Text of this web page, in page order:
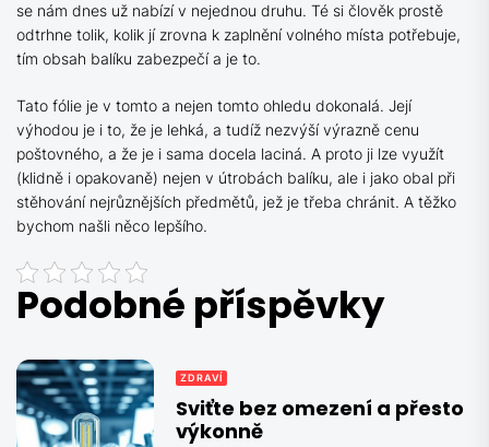
se nám dnes už nabízí v nejednou druhu. Té si člověk prostě
odtrhne tolik, kolik jí zrovna k zaplnění volného místa potřebuje,
tím obsah balíku zabezpečí a je to.
Tato fólie je v tomto a nejen tomto ohledu dokonalá. Její
výhodou je i to, že je lehká, a tudíž nezvýší výrazně cenu
poštovného, a že je i sama docela laciná. A proto ji lze využít
(klidně i opakovaně) nejen v útrobách balíku, ale i jako obal při
stěhování nejrůznějších předmětů, jež je třeba chránit. A těžko
bychom našli něco lepšího.
Podobné příspěvky
ZDRAVÍ
Sviťte bez omezení a přesto
výkonně